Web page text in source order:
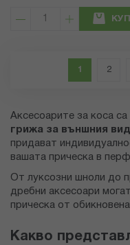
В момента
1 2
Аксесоарите за коса
грижа за външния вид
придават
вашата прическа в
От луксозни шноли до
дребни аксесоари
прическа от
Какво